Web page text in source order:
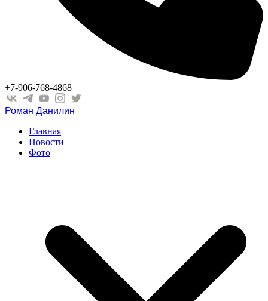
+7-906-768-4868
Роман Данилин
Главная
Новости
Фото